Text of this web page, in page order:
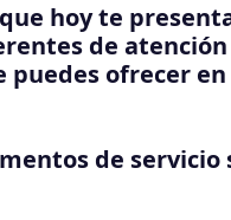
hoy te
de
puedes ofrecer
de servicio